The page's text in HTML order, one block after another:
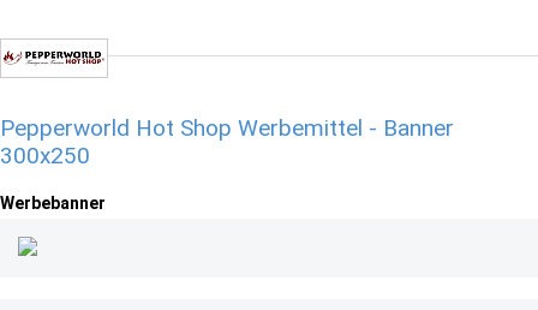
Pepperworld Hot Shop Werbemittel - Banner
300x250
Werbebanner